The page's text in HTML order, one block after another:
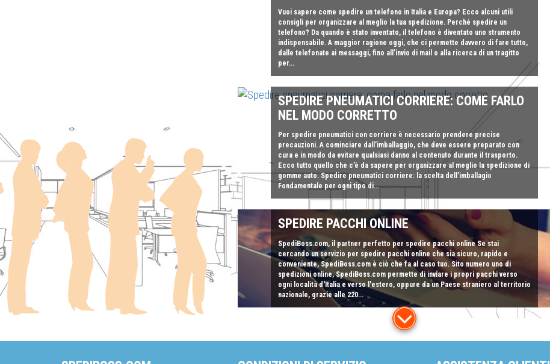
Vuoi sapere come spedire un telefono in Italia e Europa? Ecco alcuni utili
consigli per organizzare al meglio la tua spedizione. Perché spedire un
telefono? Da quando è stato inventato, il telefono è diventato uno strumento
indispensabile. A maggior ragione oggi, che ci permette davvero di fare tutto,
dalle telefonate ai messaggi, fino all’invio di mail o alla ricerca di un tragitto
per...
SPEDIRE PNEUMATICI CORRIERE: COME FARLO
NEL MODO CORRETTO
Per spedire pneumatici con corriere è necessario prendere precise
precauzioni. A cominciare dall’imballaggio, che deve essere preparato con
cura e in modo da evitare qualsiasi danno al contenuto durante il trasporto.
Ecco tutto quello che c’è da sapere per organizzare al meglio la spedizione di
gomme auto. Spedire pneumatici corriere: la scelta dell’imballagio
Fondamentale per ogni tipo di...
SPEDIRE PACCHI ONLINE
SpediBoss.com, il partner perfetto per spedire pacchi online Se stai
cercando un servizio per spedire pacchi online che sia sicuro, rapido e
conveniente, SpediBoss.com è ciò che fa al caso tuo. Sito numero uno di
spedizioni online, SpediBoss.com permette di inviare i propri pacchi verso
ogni località d'Italia e verso l'estero, oppure da un Paese straniero al territorio
nazionale, grazie alle 220...